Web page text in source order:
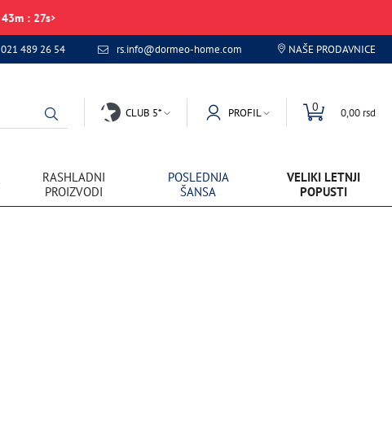
43m : 27s
021 489 26 54 rs.info@dormeo-home.com NAŠE PRODAVNICE
CLUB 5* PROFIL 0 0,00 rsd
RASHLADNI
PROIZVODI
POSLEDNJA
ŠANSA
VELIKI LETNJI
POPUSTI